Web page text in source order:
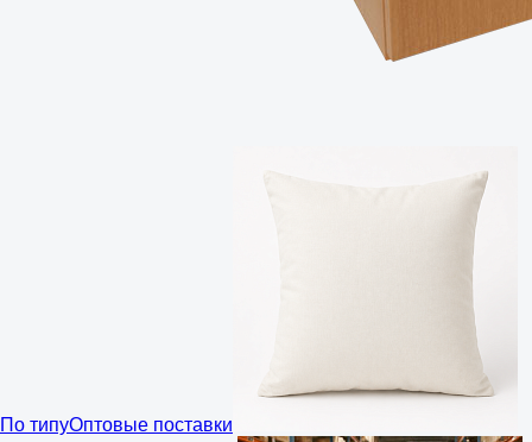
По типуОптовые поставки